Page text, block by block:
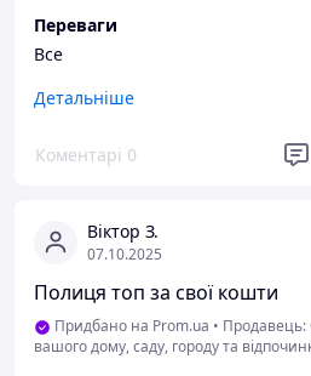
Переваги
Все
Недоліки
Детальніше
Коментарі 0
Віктор З.
07.10.2025
Полиця топ за свої кошти
Придбано на Prom.ua • Продавець:
вашого дому, саду, городу та